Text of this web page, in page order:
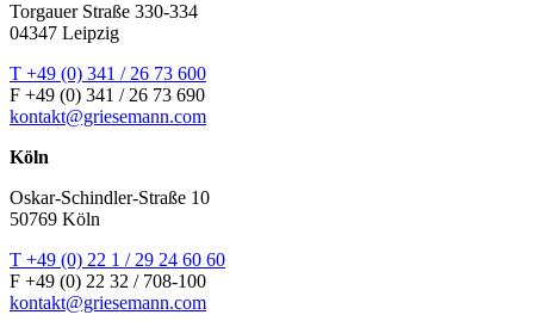
Torgauer Straße 330-334
04347 Leipzig
T +49 (0) 341 / 26 73 600
F +49 (0) 341 / 26 73 690
kontakt@griesemann.com
Köln
Oskar-Schindler-Straße 10
50769 Köln
T +49 (0) 22 1 / 29 24 60 60
F +49 (0) 22 32 / 708-100
kontakt@griesemann.com